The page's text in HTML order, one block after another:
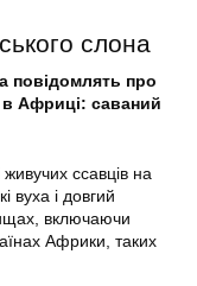
слона
повідомлять про
Африці: саваний
ссавців на
вуха і довгий
включаючи
Африки, таких